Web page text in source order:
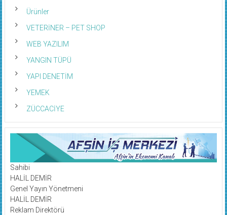
Ürünler
VETERİNER – PET SHOP
WEB YAZILIM
YANGIN TÜPÜ
YAPI DENETİM
YEMEK
ZÜCCACİYE
Sahibi
HALİL DEMİR
Genel Yayın Yönetmeni
HALİL DEMİR
Reklam Direktörü